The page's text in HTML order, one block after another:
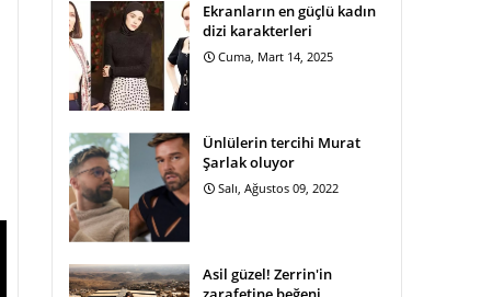
Ekranların en güçlü kadın
dizi karakterleri
Cuma, Mart 14, 2025
Ünlülerin tercihi Murat
Şarlak oluyor
Salı, Ağustos 09, 2022
Asil güzel! Zerrin'in